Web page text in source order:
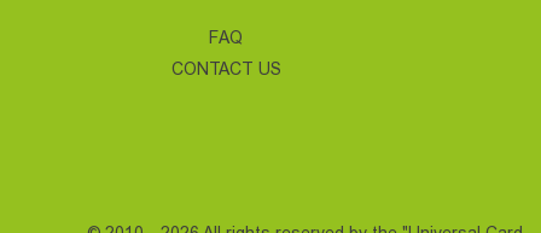
FAQ
CONTACT US